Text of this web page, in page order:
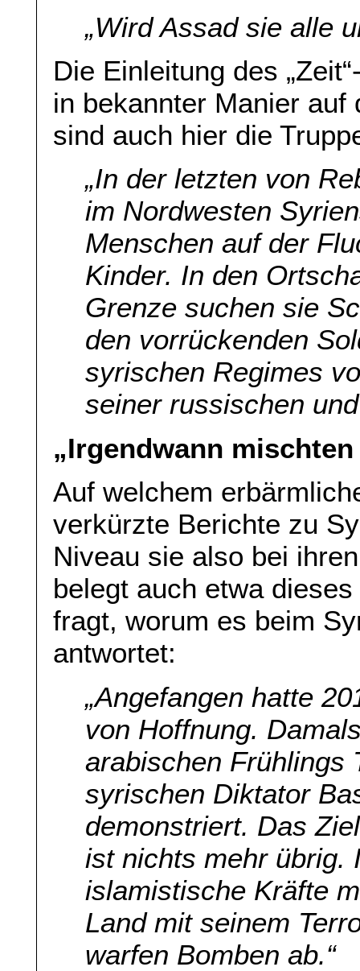
„Wird Assad sie alle
Die Einleitung des
in bekannter Manier auf
sind auch hier die
„In der letzten von
im Nordwesten
Menschen auf der
Kinder. In den
Grenze suchen sie
den vorrückenden
syrischen Regimes
seiner russischen
„Irgendwann
Auf welchem
verkürzte Berichte zu
Niveau sie also bei
belegt auch etwa
fragt, worum es beim
antwortet:
„Angefangen hatte
von Hoffnung.
arabischen Frühlings
syrischen Diktator
demonstriert. Das
ist nichts mehr übrig.
islamistische Kräfte
Land mit seinem
warfen Bomben ab.“